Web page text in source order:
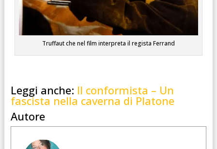
Truffaut che nel film interpreta il regista Ferrand
Leggi anche: Il conformista – Un
fascista nella caverna di Platone
Autore